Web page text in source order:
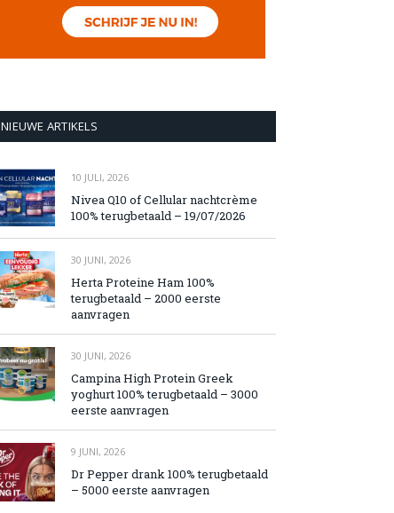
NIEUWE ARTIKELS
10 JULI, 2026
Nivea Q10 of Cellular nachtcrème
100% terugbetaald – 19/07/2026
30 JUNI, 2026
Herta Proteine Ham 100%
terugbetaald – 2000 eerste
aanvragen
30 JUNI, 2026
Campina High Protein Greek
yoghurt 100% terugbetaald – 3000
eerste aanvragen
9 JUNI, 2026
Dr Pepper drank 100% terugbetaald
– 5000 eerste aanvragen